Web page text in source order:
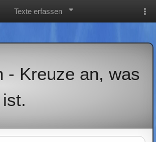
Texte erfassen
- Kreuze an, was